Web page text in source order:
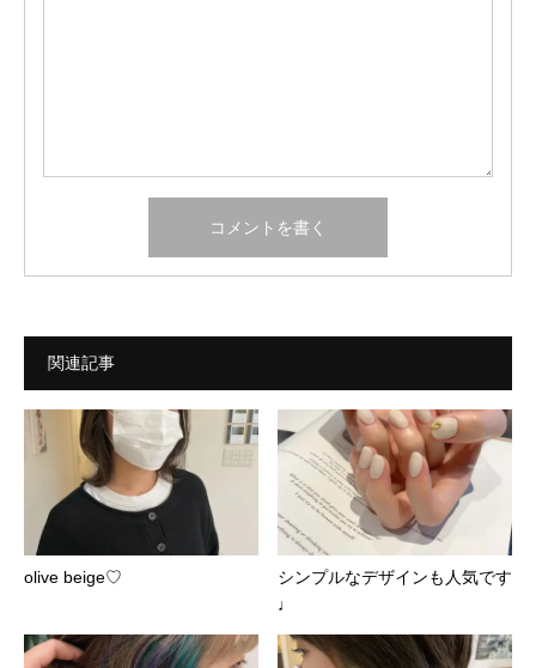
関連記事
olive beige♡
シンプルなデザインも人気です
♩